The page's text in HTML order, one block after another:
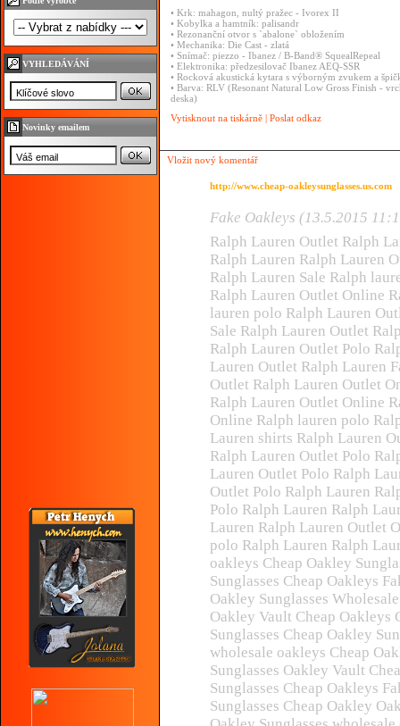
VYHLEDÁVÁNÍ
Novinky emailem
• Krk: mahagon, nultý pražec - Ivorex II
• Kobylka a hamtník: palisandr
• Rezonanční otvor s `abalone` obložením
• Mechanika: Die Cast - zlatá
• Snímač: piezzo - Ibanez / B-Band® SquealRepeal
• Elektronika: předzesilovač Ibanez AEQ-SSR
• Rocková akustická kytara s výborným zvukem a
• Barva: RLV (Resonant Natural Low Gross Finish -
deska)
Vytisknout na tiskárně | Poslat odkaz
Vložit nový komentář
http://www.cheap-oakleysunglasses.us.com
Fake Oakleys (13.5.2015
Ralph Lauren Outlet Ralph
Ralph Lauren Ralph Lauren
Ralph Lauren Sale Ralph
Ralph Lauren Outlet Online
lauren polo Ralph Lauren
Sale Ralph Lauren Outlet
Ralph Lauren Outlet Polo
Lauren Outlet Ralph Lauren
Outlet Ralph Lauren Outlet
Ralph Lauren Outlet Online
Online Ralph lauren polo
Lauren shirts Ralph Lauren
Ralph Lauren Outlet Polo
Lauren Outlet Polo Ralph
Outlet Polo Ralph Lauren
Polo Ralph Lauren Ralph
Lauren Ralph Lauren Outlet
polo Ralph Lauren Ralph
oakleys Cheap Oakley
Sunglasses Cheap Oakleys
Oakley Sunglasses
Oakley Vault Cheap Oakleys
Sunglasses Cheap Oakley
wholesale oakleys Cheap
Sunglasses Oakley Vault
Sunglasses Cheap Oakleys
Sunglasses Cheap Oakley